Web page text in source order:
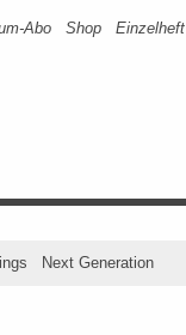
Abo Shop Einzelheft
Next Generation